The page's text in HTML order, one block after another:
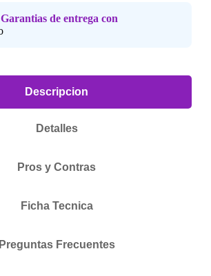
Politica de Devoluciones.
Garantias de entrega con
Descripcion
Detalles
Pros y Contras
Ficha Tecnica
Preguntas Frecuentes